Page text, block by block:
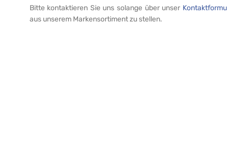
Bitte kontaktieren Sie uns solange über unser
aus unserem Markensortiment zu stellen.